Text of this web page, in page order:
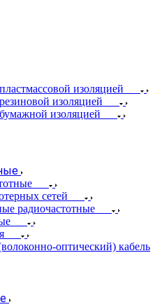
изоляцией
изоляцией
изоляцией
сетей
радиочастотные
оптический) кабель